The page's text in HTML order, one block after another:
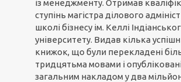
із менеджменту. Отримав
ступінь магістра ділового
школі бізнесу ім. Келлі
університету. Видав кілька
книжок, що були перекладені
тридцятьма мовами і
загальним накладом у два